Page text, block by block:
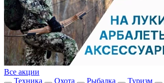
Все акции
Техника
Охота Рыбалка Туризм